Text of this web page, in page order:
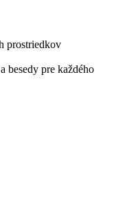
prostriedkov
besedy pre každého